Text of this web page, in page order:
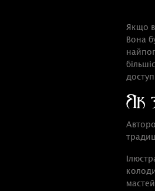
Якщо
Вона
Як